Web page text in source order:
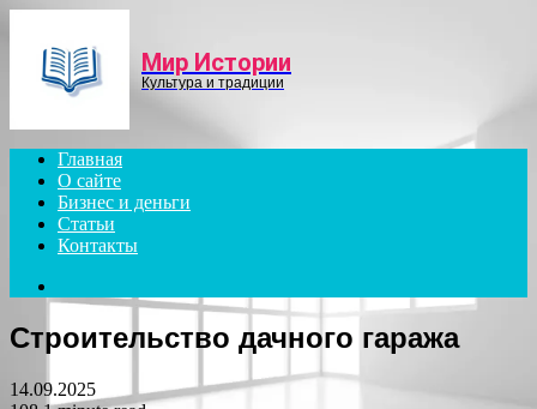
Мир Истории
Культура и традиции
Главная
О сайте
Бизнес и деньги
Статьи
Контакты
for
Строительство дачного гаража
14.09.2025